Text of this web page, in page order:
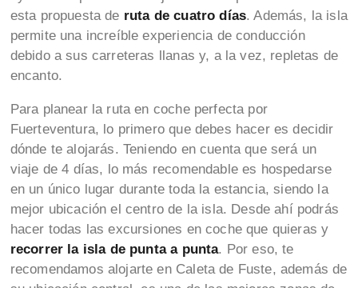
esta propuesta de ruta de cuatro días. Además, la isla
permite una increíble experiencia de conducción
debido a sus carreteras llanas y, a la vez, repletas de
encanto.
Para planear la ruta en coche perfecta por
Fuerteventura, lo primero que debes hacer es decidir
dónde te alojarás. Teniendo en cuenta que será un
viaje de 4 días, lo más recomendable es hospedarse
en un único lugar durante toda la estancia, siendo la
mejor ubicación el centro de la isla. Desde ahí podrás
hacer todas las excursiones en coche que quieras y
recorrer la isla de punta a punta. Por eso, te
recomendamos alojarte en Caleta de Fuste, además de